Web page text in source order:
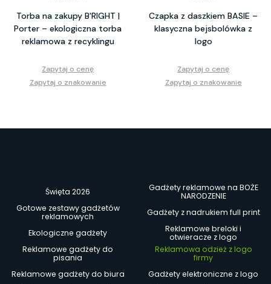
Torba na zakupy B'RIGHT |
Porter – ekologiczna torba
reklamowa z recyklingu
Zapytaj o cenę
Zapytaj o znakowanie
Czapka z daszkiem BASIE –
klasyczna bejsbolówka z
logo
Zapytaj o cenę
Zapytaj o znakowanie
Święta 2026
Gadżety reklamowe na BOŻE
NARODZENIE
Gotowe zestawy gadżetów
reklamowych
Gadżety z nadrukiem full print
Ekologiczne gadżety
Reklamowe breloki i
otwieracze z logo
Reklamowe gadżety do
pisania
Reklamowa odzież z logo
firmy
Reklamowe gadżety do biura
Gadżety elektroniczne z logo